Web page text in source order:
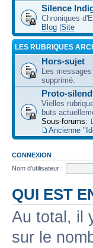
Silence
Chroniques
Blog Site
LES RUBRIQUES
Hors-sujet
Les
supprimé.
Proto-
Vielles
buts
Sous-forums:
Ancienne
CONNEXION
Nom d’utilisateur :
QUI EST
Au total, il
sur le